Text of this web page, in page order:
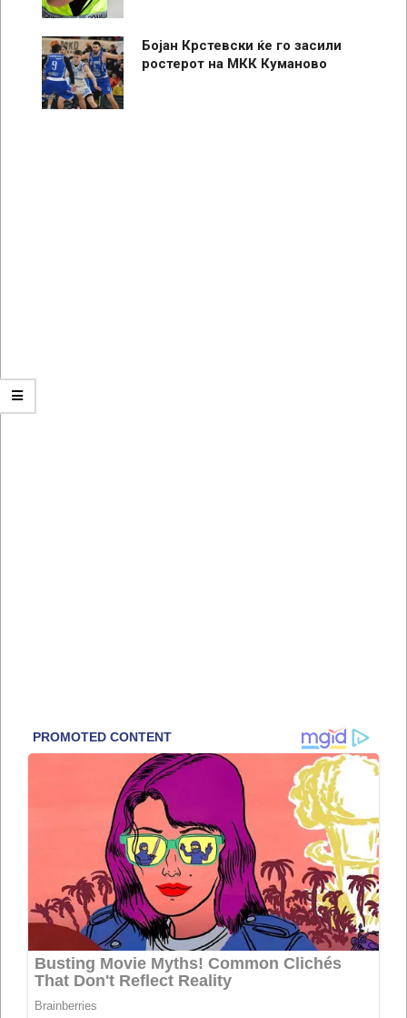
Бојан Крстевски ќе го засили
ростерот на МКК Куманово